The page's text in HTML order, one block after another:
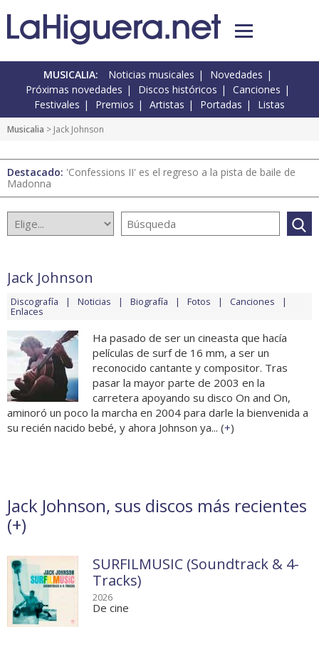
MUSICALIA: Noticias musicales
Novedades
Próximas novedades
Discos históricos
Canciones
Festivales
Premios Artistas Portadas Listas
Musicalia > Jack Johnson
Destacado: 'Confessions II' es el regreso a la pista de baile de
Madonna
Jack Johnson
Discografía Noticias Biografía Fotos Canciones
Enlaces
Ha pasado de ser un cineasta que hacía
películas de surf de 16 mm, a ser un
reconocido cantante y compositor. Tras
pasar la mayor parte de 2003 en la
carretera apoyando su disco On and On,
aminoró un poco la marcha en 2004 para darle la bienvenida a
su recién nacido bebé, y ahora Johnson ya... (+)
Jack Johnson, sus discos más recientes
(+)
SURFILMUSIC (Soundtrack & 4-
Tracks)
2026
De cine